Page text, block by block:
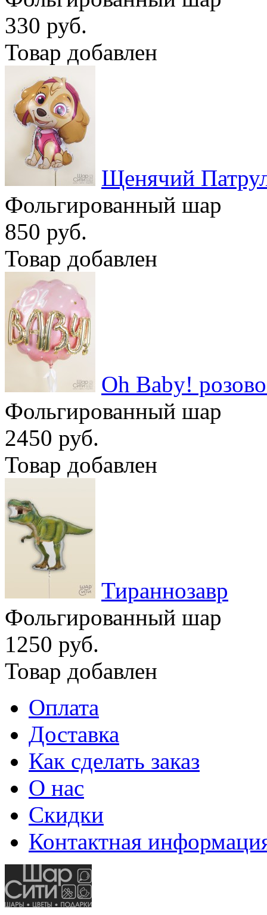
330 руб.
Товар добавлен
Щенячий
Фольгированный шар
850 руб.
Товар добавлен
Oh Baby!
Фольгированный шар
2450 руб.
Товар добавлен
Тираннозавр
Фольгированный шар
1250 руб.
Товар добавлен
Оплата
Доставка
Как сделать заказ
О нас
Скидки
Контактная